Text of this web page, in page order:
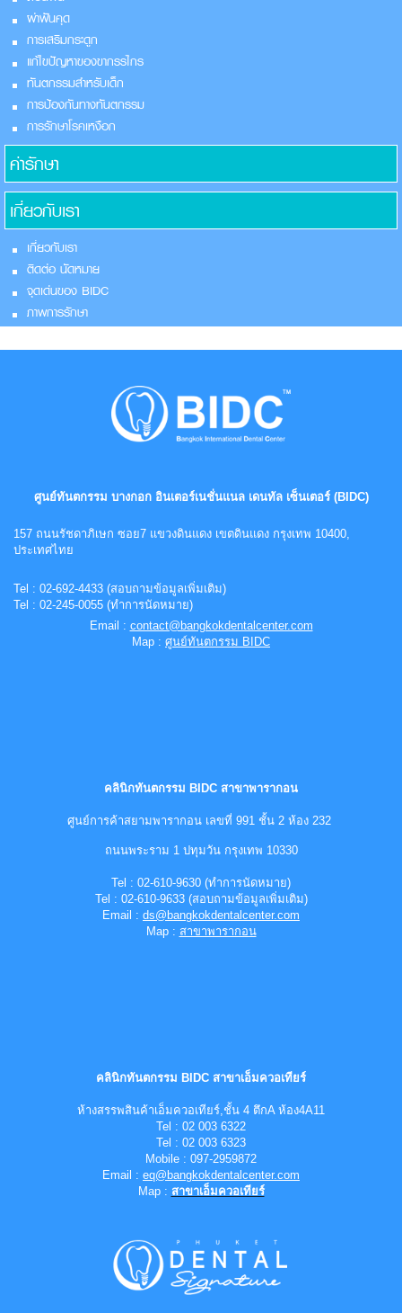
ผ่าฟันคุด
การเสริมกระดูก
แก้ไขปัญหาของขากรรไกร
ทันตกรรมสำหรับเด็ก
การป้องกันทางทันตกรรม
การรักษาโรคเหงือก
ค่ารักษา
เกี่ยวกับเรา
เกี่ยวกับเรา
ติดต่อ นัดหมาย
จุดเด่นของ BIDC
ภาพการรักษา
ศูนย์ทันตกรรม บางกอก อินเตอร์เนชั่นแนล เดนทัล เซ็นเตอร์ (BIDC)
157 ถนนรัชดาภิเษก ซอย7 แขวงดินแดง เขตดินแดง กรุงเทพ 10400,
ประเทศไทย
Tel : 02-692-4433 (สอบถามข้อมูลเพิ่มเติม)
Tel : 02-245-0055 (ทำการนัดหมาย)
Email : contact@bangkokdentalcenter.com
Map : ศูนย์ทันตกรรม BIDC
คลินิกทันตกรรม BIDC สาขาพารากอน
ศูนย์การค้าสยามพารากอน เลขที่ 991 ชั้น 2 ห้อง 232
ถนนพระราม 1 ปทุมวัน กรุงเทพ 10330
Tel : 02-610-9630 (ทำการนัดหมาย)
Tel : 02-610-9633 (สอบถามข้อมูลเพิ่มเติม)
Email : ds@bangkokdentalcenter.com
Map : สาขาพารากอน
คลินิกทันตกรรม BIDC สาขาเอ็มควอเทียร์
ห้างสรรพสินค้าเอ็มควอเทียร์,ชั้น 4 ตึกA ห้อง4A11
Tel : 02 003 6322
Tel : 02 003 6323
Mobile : 097-2959872
Email : eq@bangkokdentalcenter.com
Map : สาขาเอ็มควอเทียร์